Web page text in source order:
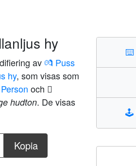
hy
av 💏 Puss
hy, som visas som
och
hudton. De visas
Kopia
⌨️
🕹️